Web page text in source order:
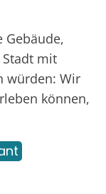
Gebäude,
mit
würden: Wir
können,